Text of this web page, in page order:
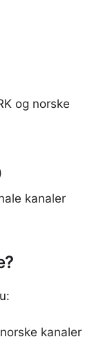
og norske
kanaler
kanaler